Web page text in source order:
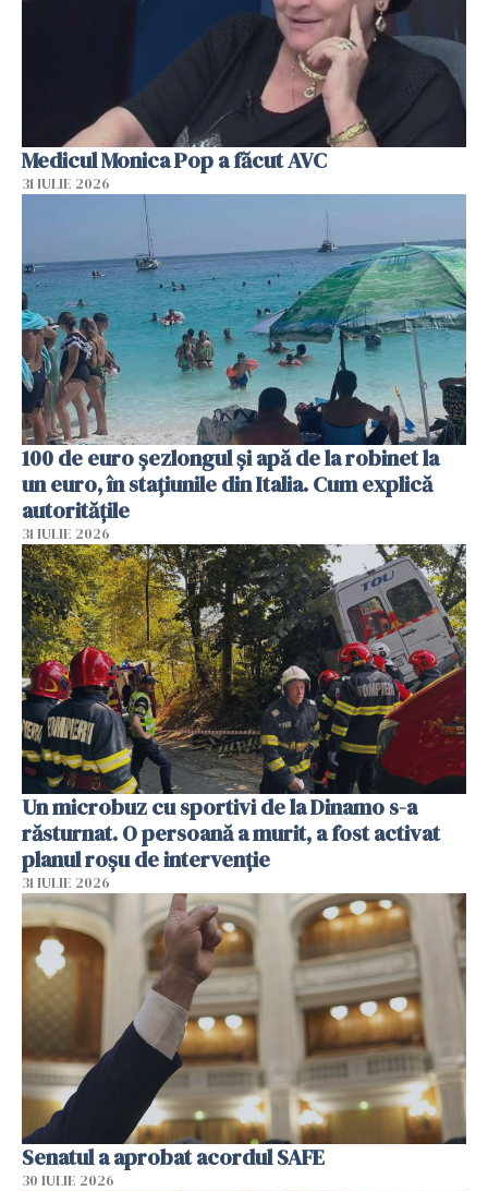
Medicul Monica Pop a făcut AVC
31 IULIE 2026
100 de euro șezlongul și apă de la robinet la
un euro, în stațiunile din Italia. Cum explică
autoritățile
31 IULIE 2026
Un microbuz cu sportivi de la Dinamo s-a
răsturnat. O persoană a murit, a fost activat
planul roșu de intervenție
31 IULIE 2026
Senatul a aprobat acordul SAFE
30 IULIE 2026